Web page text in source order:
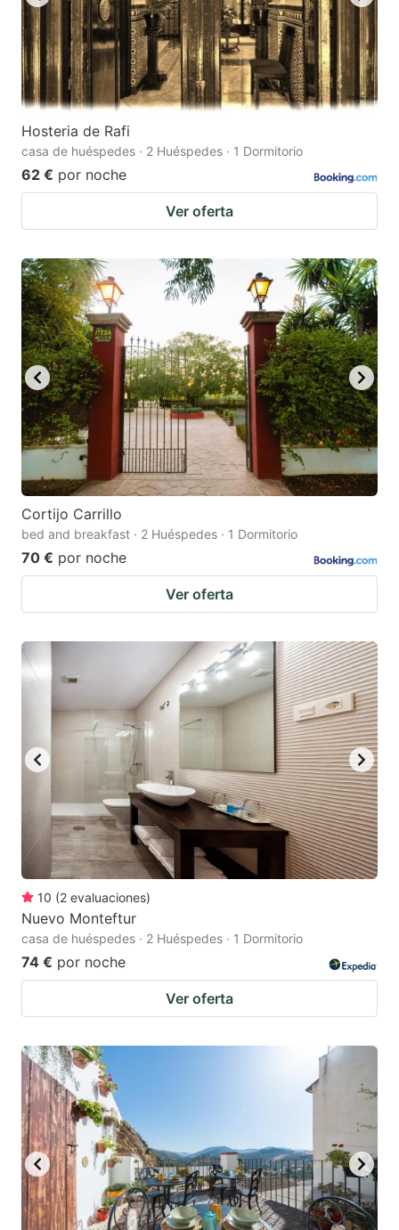
Hosteria de Rafi
casa de huéspedes · 2 Huéspedes · 1 Dormitorio
62 € por noche
Ver oferta
Cortijo Carrillo
bed and breakfast · 2 Huéspedes · 1 Dormitorio
70 € por noche
Ver oferta
10 (2 evaluaciones)
Nuevo Monteftur
casa de huéspedes · 2 Huéspedes · 1 Dormitorio
74 € por noche
Ver oferta